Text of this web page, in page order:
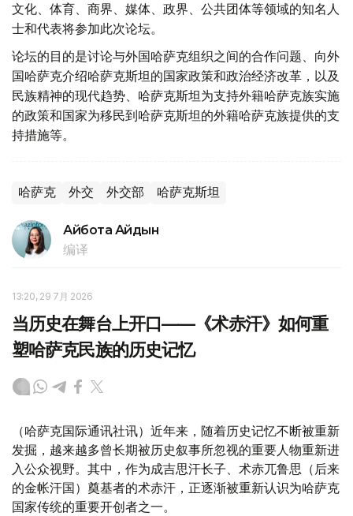
文化、体育、商界、媒体、政界、公共团体等领域的知名人
士和代表将参加此次论坛。
论坛的目的是讨论与外国哈萨克组织之间的合作问题、向外
国哈萨克介绍哈萨克斯坦的国家政策和政治经济改革，以及
民族精神的现代趋势、哈萨克斯坦为支持外籍哈萨克族实施
的政策和国家为移民到哈萨克斯坦的外籍哈萨克族提供的支
持措施等。
哈萨克 外交 外交部 哈萨克斯坦
Айбота Айдын
编译
13:20, 29 7月 2026
当历史在舞台上开口——《术赤汗》如何重
塑哈萨克民族的历史记忆
（哈萨克国际通讯社讯）近年来，随着历史记忆不断被重新
发掘，越来越多曾长期被历史叙事所忽视的重要人物重新进
入公众视野。其中，作为成吉思汗长子、术赤兀鲁思（后来
的金帐汗国）奠基者的术赤汗，正逐渐被重新认识为哈萨克
国家传统的重要开创者之一。